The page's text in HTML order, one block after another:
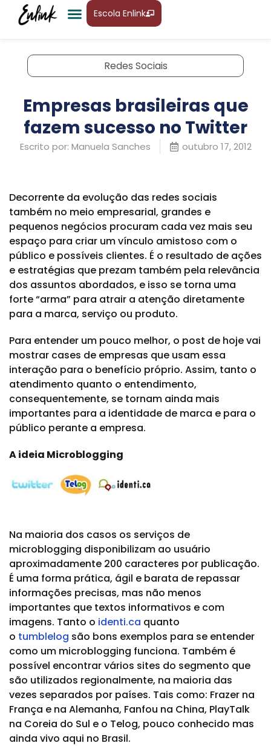
Escola Enlink
Redes Sociais
Empresas brasileiras que
fazem sucesso no Twitter
Escrito por: Manuela Sanches outubro 17, 2012
Decorrente da evolução das redes sociais
também no meio empresarial, grandes e
pequenos negócios procuram cada vez mais seu
espaço para criar um vínculo amistoso com o
público e possíveis clientes. É o resultado de ações
e estratégias que prezam também pela relevância
dos assuntos abordados, e isso se torna uma
forte “arma” para atrair a atenção diretamente
para a marca, serviço ou produto.
Para entender um pouco melhor, o post de hoje vai
mostrar cases de empresas que usam essa
interação para o benefício próprio. Assim, tanto o
atendimento quanto o entendimento,
consequentemente, se tornam ainda mais
importantes para a identidade de marca e para o
público perante a empresa.
A ideia Microblogging
Na maioria dos casos os serviços de
microblogging disponibilizam ao usuário
aproximadamente 200 caracteres por publicação.
É uma forma prática, ágil e barata de repassar
informações precisas, mas não menos
importantes que textos informativos e com
imagens. Tanto o identi.ca quanto
o tumblelog são bons exemplos para se entender
como um microblogging funciona. Também é
possível encontrar vários sites do segmento que
são utilizados regionalmente, na maioria das
vezes separados por países. Tais como: Frazer na
França e na Alemanha, Fanfou na China, PlayTalk
na Coreia do Sul e o Telog, pouco conhecido mas
ainda vivo aqui no Brasil.